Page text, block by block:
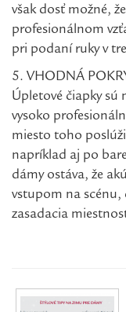
však dosť možné,
profesionálnom
pri podaní ruky v
5. VHODNÁ
Úpletové čiapky sú
vysoko
miesto toho
napríklad aj po
dámy ostáva, že
vstupom na scénu,
zasadacia